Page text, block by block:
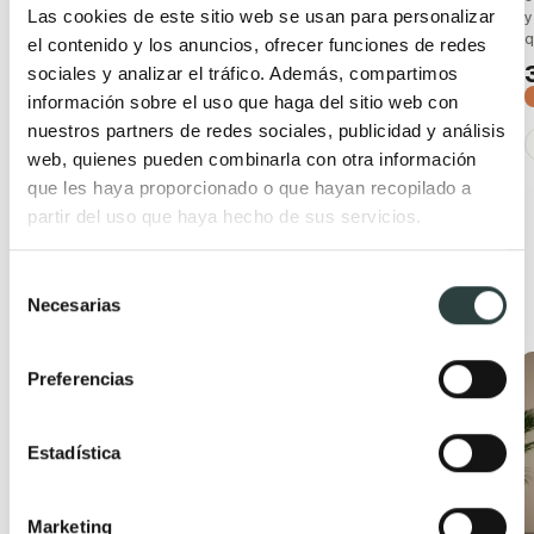
Las cookies de este sitio web se usan para personalizar
el contenido y los anuncios, ofrecer funciones de redes
sociales y analizar el tráfico. Además, compartimos
información sobre el uso que haga del sitio web con
nuestros partners de redes sociales, publicidad y análisis
web, quienes pueden combinarla con otra información
que les haya proporcionado o que hayan recopilado a
partir del uso que haya hecho de sus servicios.
Necesarias
Preferencias
Estadística
Marketing
suspendido, tirador inglete
y tapa en el mismo color
449,71€588,62€
Productos relacionados
Oferta